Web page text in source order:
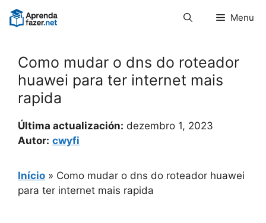
Pular
para
Menu
Como mudar o dns do roteador
huawei para ter internet mais
rapida
Última actualización: dezembro 1, 2023
Autor: cwyfi
Início » Como mudar o dns do roteador huawei
para ter internet mais rapida